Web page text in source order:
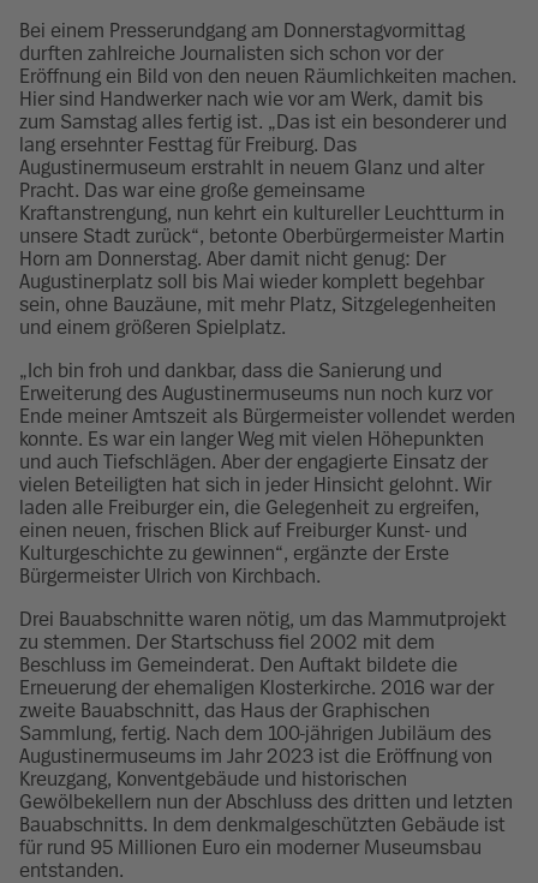
Bei einem Presserundgang am Donnerstagvormittag
durften zahlreiche Journalisten sich schon vor der
Eröffnung ein Bild von den neuen Räumlichkeiten machen.
Hier sind Handwerker nach wie vor am Werk, damit bis
zum Samstag alles fertig ist. „Das ist ein besonderer und
lang ersehnter Festtag für Freiburg. Das
Augustinermuseum erstrahlt in neuem Glanz und alter
Pracht. Das war eine große gemeinsame
Kraftanstrengung, nun kehrt ein kultureller Leuchtturm in
unsere Stadt zurück“, betonte Oberbürgermeister Martin
Horn am Donnerstag. Aber damit nicht genug: Der
Augustinerplatz soll bis Mai wieder komplett begehbar
sein, ohne Bauzäune, mit mehr Platz, Sitzgelegenheiten
und einem größeren Spielplatz.
„Ich bin froh und dankbar, dass die Sanierung und
Erweiterung des Augustinermuseums nun noch kurz vor
Ende meiner Amtszeit als Bürgermeister vollendet werden
konnte. Es war ein langer Weg mit vielen Höhepunkten
und auch Tiefschlägen. Aber der engagierte Einsatz der
vielen Beteiligten hat sich in jeder Hinsicht gelohnt. Wir
laden alle Freiburger ein, die Gelegenheit zu ergreifen,
einen neuen, frischen Blick auf Freiburger Kunst- und
Kulturgeschichte zu gewinnen“, ergänzte der Erste
Bürgermeister Ulrich von Kirchbach.
Drei Bauabschnitte waren nötig, um das Mammutprojekt
zu stemmen. Der Startschuss fiel 2002 mit dem
Beschluss im Gemeinderat. Den Auftakt bildete die
Erneuerung der ehemaligen Klosterkirche. 2016 war der
zweite Bauabschnitt, das Haus der Graphischen
Sammlung, fertig. Nach dem 100-jährigen Jubiläum des
Augustinermuseums im Jahr 2023 ist die Eröffnung von
Kreuzgang, Konventgebäude und historischen
Gewölbekellern nun der Abschluss des dritten und letzten
Bauabschnitts. In dem denkmalgeschützten Gebäude ist
für rund 95 Millionen Euro ein moderner Museumsbau
entstanden.